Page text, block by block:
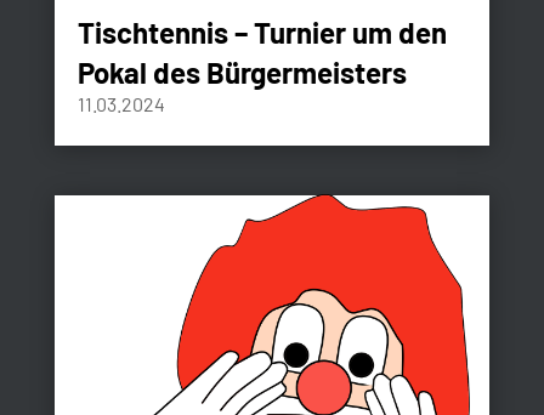
Tischtennis – Turnier um den
Pokal des Bürgermeisters
11.03.2024